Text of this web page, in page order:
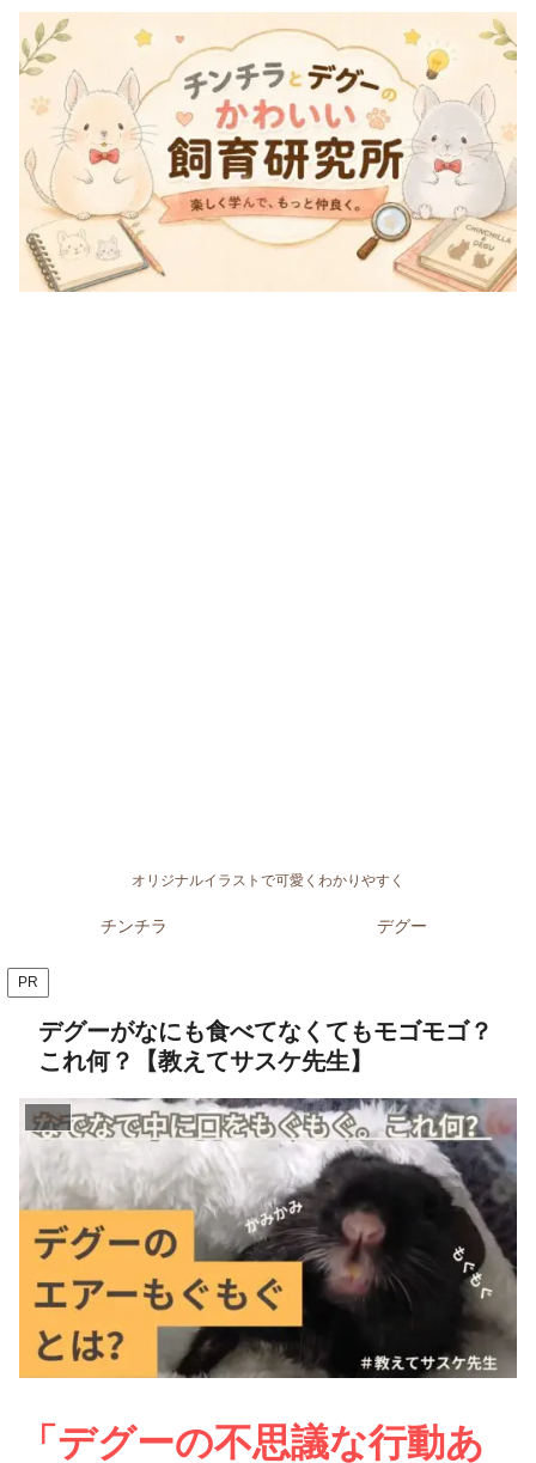
オリジナルイラストで可愛くわかりやすく
チンチラ デグー
PR
デグーがなにも食べてなくてもモゴモゴ？
これ何？【教えてサスケ先生】
お悩み
「デグーの不思議な行動あ